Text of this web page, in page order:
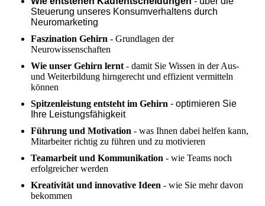
Steuerung unseres Konsumverhaltens durch
Neuromarketing
Faszination Gehirn - Grundlagen der
Neurowissenschaften
Wie unser Gehirn lernt - damit Sie Wissen in der Aus-
und Weiterbildung hirngerecht und effizient vermitteln
können
Spitzenleistung entsteht im Gehirn - optimieren Sie
Ihre Leistungsfähigkeit
Führung und Motivation - was Ihnen dabei helfen kann,
Mitarbeiter richtig zu führen und zu motivieren
Teamarbeit und Kommunikation - wie Teams noch
erfolgreicher werden
Kreativität und innovative Ideen - wie Sie mehr davon
bekommen